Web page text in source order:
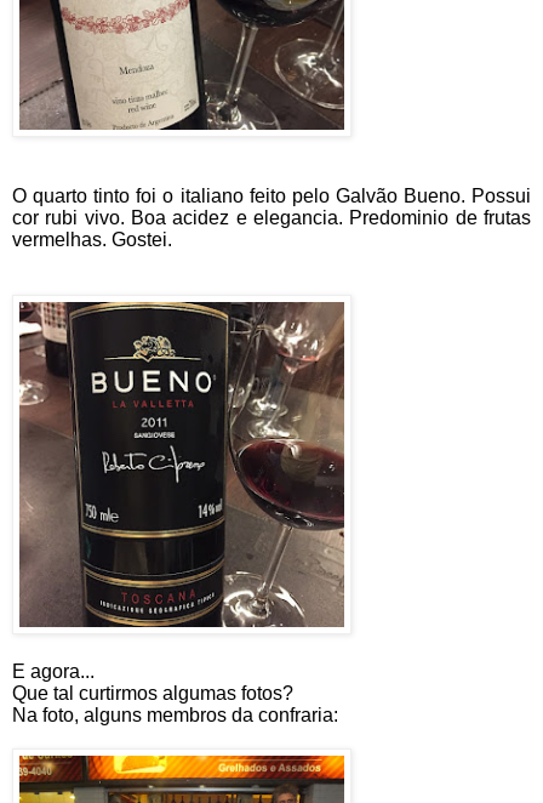
O quarto tinto foi o italiano feito pelo Galvão Bueno. Possui
cor rubi vivo. Boa acidez e elegancia. Predominio de frutas
vermelhas. Gostei.
E agora...
Que tal curtirmos algumas fotos?
Na foto, alguns membros da confraria: